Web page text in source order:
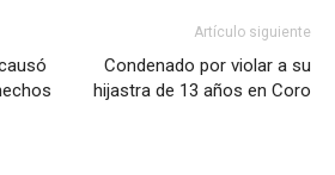
Artículo siguiente
Condenado por violar a su
hijastra de 13 años en Coro